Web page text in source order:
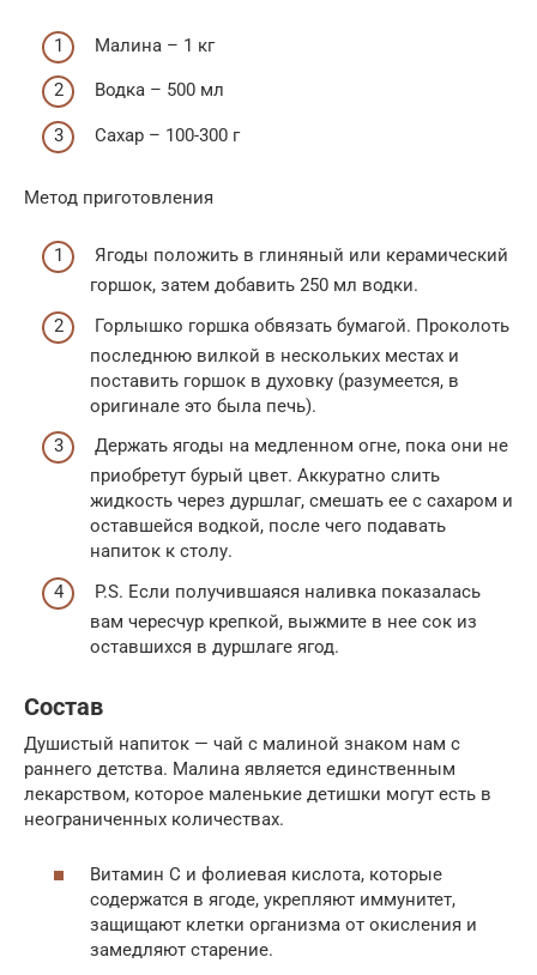
Малина – 1 кг
Водка – 500 мл
Сахар – 100-300 г
Метод приготовления
Ягоды положить в глиняный или керамический
горшок, затем добавить 250 мл водки.
Горлышко горшка обвязать бумагой. Проколоть
последнюю вилкой в нескольких местах и
поставить горшок в духовку (разумеется, в
оригинале это была печь).
Держать ягоды на медленном огне, пока они не
приобретут бурый цвет. Аккуратно слить
жидкость через дуршлаг, смешать ее с сахаром и
оставшейся водкой, после чего подавать
напиток к столу.
P.S. Если получившаяся наливка показалась
вам чересчур крепкой, выжмите в нее сок из
оставшихся в дуршлаге ягод.
Состав
Душистый напиток — чай с малиной знаком нам с
раннего детства. Малина является единственным
лекарством, которое маленькие детишки могут есть в
неограниченных количествах.
Витамин C и фолиевая кислота, которые
содержатся в ягоде, укрепляют иммунитет,
защищают клетки организма от окисления и
замедляют старение.